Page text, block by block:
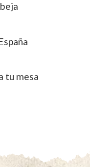
tu mesa